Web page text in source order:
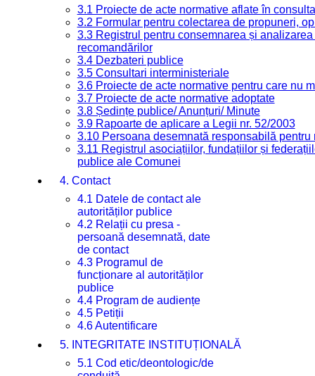
3.1 Proiecte de acte normative aflate în
3.2 Formular pentru colectarea de propuneri,
3.3 Registrul pentru consemnarea și
recomandărilor
3.4 Dezbateri publice
3.5 Consultari interministeriale
3.6 Proiecte de acte normative pentru care nu
3.7 Proiecte de acte normative adoptate
3.8 Ședințe publice/ Anunțuri/ Minute
3.9 Rapoarte de aplicare a Legii nr. 52/2003
3.10 Persoana desemnată responsabilă
3.11 Registrul asociațiilor, fundațiilor și
publice ale Comunei
4. Contact
4.1 Datele de contact ale
autorităților publice
4.2 Relații cu presa -
persoană desemnată, date
de contact
4.3 Programul de
funcționare al autorităților
publice
4.4 Program de audiențe
4.5 Petiții
4.6 Autentificare
5. INTEGRITATE INSTITUȚIONALĂ
5.1 Cod etic/deontologic/de